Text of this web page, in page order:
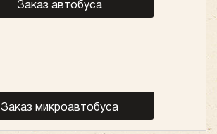
Заказ автобуса
Заказ микроавтобуса